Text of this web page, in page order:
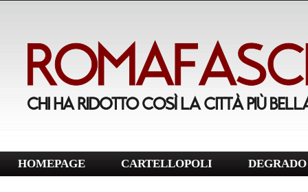
HOMEPAGE CARTELLOPOLI